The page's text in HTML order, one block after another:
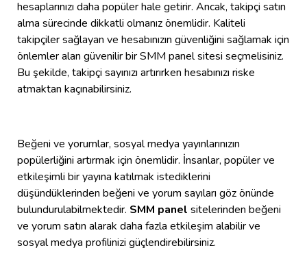
hesaplarınızı daha popüler hale getirir. Ancak, takipçi satın
alma sürecinde dikkatli olmanız önemlidir. Kaliteli
takipçiler sağlayan ve hesabınızın güvenliğini sağlamak için
önlemler alan güvenilir bir SMM panel sitesi seçmelisiniz.
Bu şekilde, takipçi sayınızı artırırken hesabınızı riske
atmaktan kaçınabilirsiniz.
Beğeni ve yorumlar, sosyal medya yayınlarınızın
popülerliğini artırmak için önemlidir. İnsanlar, popüler ve
etkileşimli bir yayına katılmak istediklerini
düşündüklerinden beğeni ve yorum sayıları göz önünde
bulundurulabilmektedir. SMM panel sitelerinden beğeni
ve yorum satın alarak daha fazla etkileşim alabilir ve
sosyal medya profilinizi güçlendirebilirsiniz.